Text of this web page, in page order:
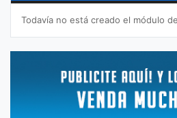
Todavía no está creado el módulo